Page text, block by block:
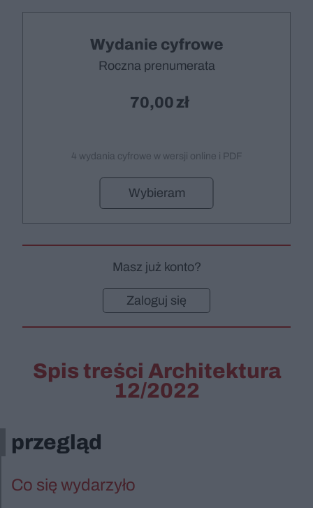
Wydanie cyfrowe
Roczna prenumerata
70,00
4 wydania cyfrowe w wersji online i PDF
Wybieram
Masz już konto?
Zaloguj się
Spis treści Architektura
12/2022
przegląd
Co się wydarzyło